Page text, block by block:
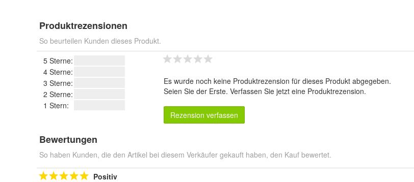
Produktrezensionen
So beurteilen Kunden dieses Produkt.
5 Sterne:
4 Sterne:
3 Sterne:
2 Sterne:
1 Stern:
Es wurde noch keine Produktrezension für dieses Produkt abgegeben.
Seien Sie der Erste. Verfassen Sie jetzt eine Produktrezension.
Rezension verfassen
Bewertungen
So haben Kunden, die den Artikel bei diesem Verkäufer gekauft haben, den Kauf bewertet.
Positiv